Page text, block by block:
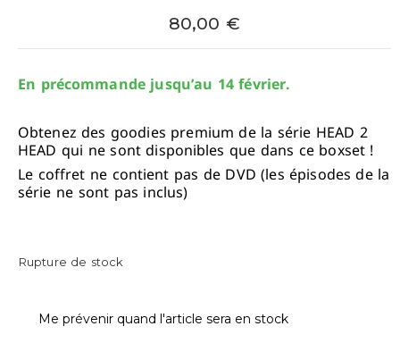
80,00 €
En précommande jusqu’au 14 février.
Obtenez des goodies premium de la série HEAD 2
HEAD qui ne sont disponibles que dans ce boxset !
Le coffret ne contient pas de DVD (les épisodes de la
série ne sont pas inclus)
Rupture de stock
Me prévenir quand l'article sera en stock